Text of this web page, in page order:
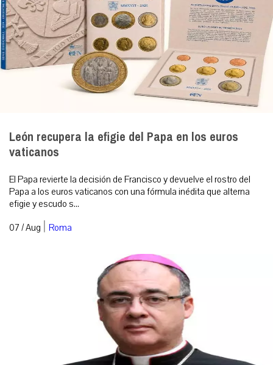
León recupera la efigie del Papa en los euros
vaticanos
El Papa revierte la decisión de Francisco y devuelve el rostro del
Papa a los euros vaticanos con una fórmula inédita que alterna
efigie y escudo s...
07 / Aug | Roma